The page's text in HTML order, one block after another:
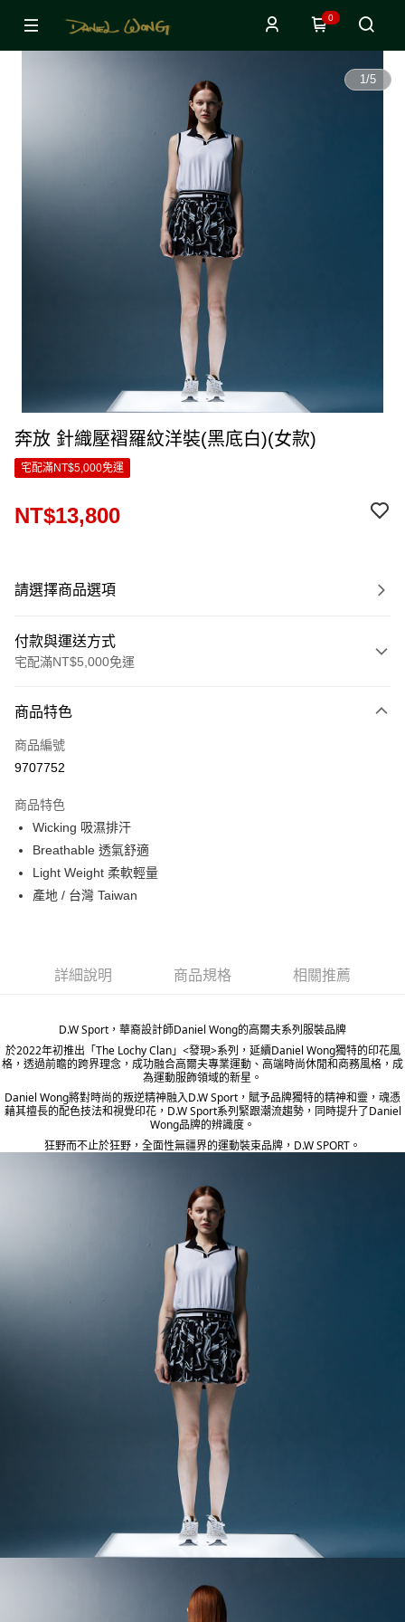
0
1/5
奔放 針織壓褶羅紋洋裝(黑底白)(女款)
宅配滿NT$5,000免運
NT$13,800
請選擇商品選項
付款與運送方式
宅配滿NT$5,000免運
信用卡一次付款
LINE Pay
ATM付款
運送方式
宅配
每筆NT$120，滿NT$5,000(含以上)免運費
商品特色
商品編號
9707752
商品特色
Wicking 吸濕排汗
Breathable 透氣舒適
Light Weight 柔軟輕量
產地 / 台灣 Taiwan
詳細說明 商品規格 相關推薦
D.W Sport，華裔設計師Daniel Wong的高爾夫系列服裝品牌
於2022年初推出「The Lochy Clan」<發現>系列，延續Daniel Wong獨特的印花風
格，透過前瞻的跨界理念，成功融合高爾夫專業運動、高端時尚休閒和商務風格，成
為運動服飾領域的新星。
Daniel Wong將對時尚的叛逆精神融入D.W Sport，賦予品牌獨特的精神和靈，魂憑
藉其擅長的配色技法和視覺印花，D.W Sport系列緊跟潮流趨勢，同時提升了Daniel
Wong品牌的辨識度。
狂野而不止於狂野，全面性無疆界的運動裝束品牌，D.W SPORT。